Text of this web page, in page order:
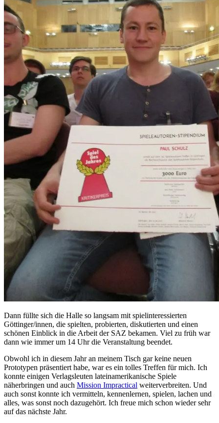
Dann füllte sich die Halle so langsam mit spielinteressierten
Göttinger/innen, die spielten, probierten, diskutierten und einen
schönen Einblick in die Arbeit der SAZ bekamen. Viel zu früh war
dann wie immer um 14 Uhr die Veranstaltung beendet.
Obwohl ich in diesem Jahr an meinem Tisch gar keine neuen
Prototypen präsentiert habe, war es ein tolles Treffen für mich. Ich
konnte einigen Verlagsleuten lateinamerikanische Spiele
näherbringen und auch Mission Impractical weiterverbreiten. Und
auch sonst konnte ich vermitteln, kennenlernen, spielen, lachen und
alles, was sonst noch dazugehört. Ich freue mich schon wieder sehr
auf das nächste Jahr.